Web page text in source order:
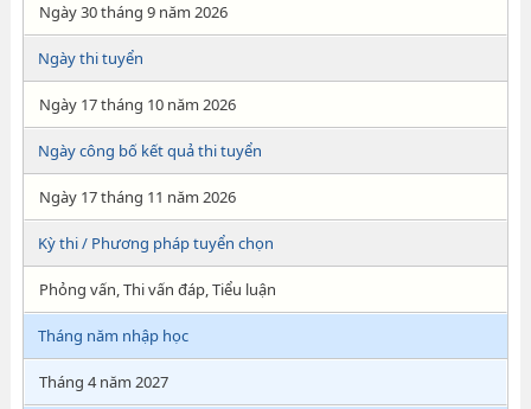
Ngày 30 tháng 9 năm 2026
Ngày thi tuyển
Ngày 17 tháng 10 năm 2026
Ngày công bố kết quả thi tuyển
Ngày 17 tháng 11 năm 2026
Kỳ thi / Phương pháp tuyển chọn
Phỏng vấn, Thi vấn đáp, Tiểu luận
Tháng năm nhập học
Tháng 4 năm 2027